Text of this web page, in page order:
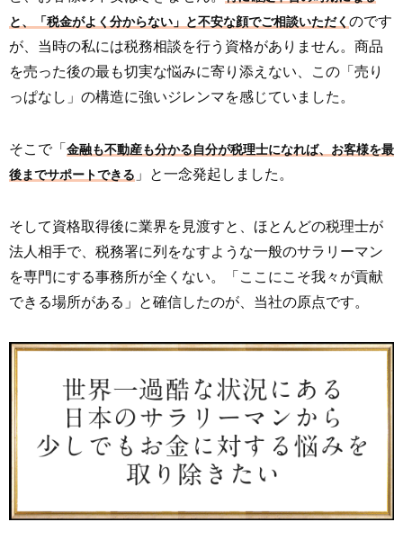
と、「税金がよく分からない」と不安な顔でご相談いただく のです
が、当時の私には税務相談を行う資格がありません。商品
を売った後の最も切実な悩みに寄り添えない、この「売り
っぱなし」の構造に強いジレンマを感じていました。
そこで「 金融も不動産も分かる自分が税理士になれば、お客様を最
後までサポートできる 」と一念発起しました。
そして資格取得後に業界を見渡すと、ほとんどの税理士が
法人相手で、税務署に列をなすような一般のサラリーマン
を専門にする事務所が全くない。「ここにこそ我々が貢献
できる場所がある」と確信したのが、当社の原点です。